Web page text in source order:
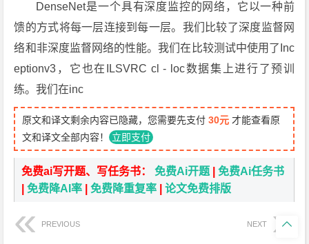
DenseNet是一个具有深度监控的网络，它以一种前
馈的方式将每一层连接到每一层。我们比较了深度监督网
络和非深度监督网络的性能。我们在比较测试中使用了Inc
eptionv3，它也在ILSVRC cl - loc数据集上进行了预训
练。我们在inc
原文和译文剩余内容已隐藏，您需要先支付30元 才能查看原
文和译文全部内容！ 立即支付
免费ai写开题、写任务书：免费Ai开题 |免费Ai任务书
|免费降AI率 |免费降重复率 |论文免费排版
PREVIOUS NEXT 